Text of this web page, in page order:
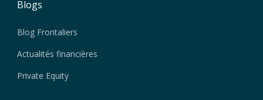
Blogs
Blog Frontaliers
Actualités financières
Private Equity